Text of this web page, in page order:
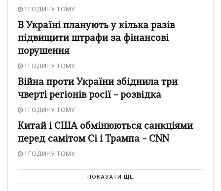
1 ГОДИНУ ТОМУ
В Україні планують у кілька разів
підвищити штрафи за фінансові
порушення
1 ГОДИНУ ТОМУ
Війна проти України збіднила три
чверті регіонів росії – розвідка
1 ГОДИНУ ТОМУ
Китай і США обмінюються санкціями
перед самітом Сі і Трампа – CNN
1 ГОДИНУ ТОМУ
ПОКАЗАТИ ЩЕ